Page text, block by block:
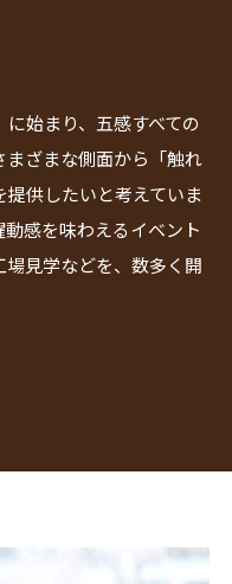
始まり、五感すべての
ざまな側面から「触れ
供したいと考えていま
感を味わえるイベント
見学などを、数多く開